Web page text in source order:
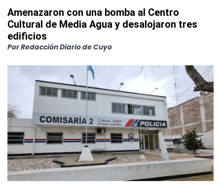
Amenazaron con una bomba al Centro
Cultural de Media Agua y desalojaron tres
edificios
PorRedacción Diario de Cuyo